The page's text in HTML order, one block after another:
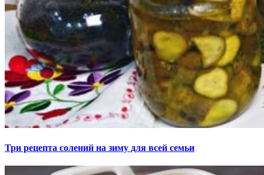
Три рецепта солений на зиму для всей семьи